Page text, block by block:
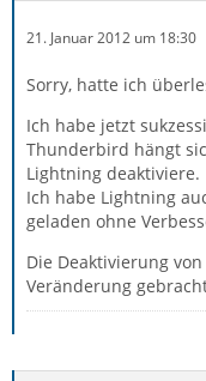
21. Januar 2012 um 18:30
Sorry, hatte ich
Ich habe jetzt
Thunderbird hängt
Lightning deaktiviere.
Ich habe Lightning
geladen ohne
Die Deaktivierung
Veränderung